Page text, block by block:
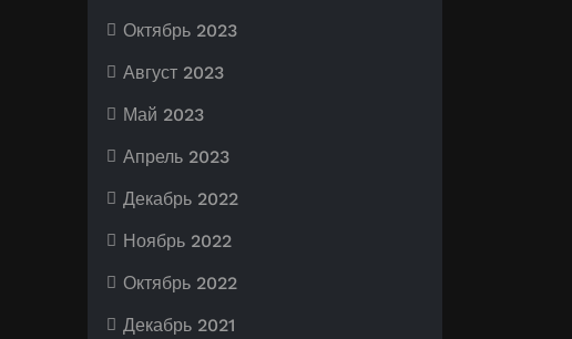
Октябрь 2023
Август 2023
Май 2023
Апрель 2023
Декабрь 2022
Ноябрь 2022
Октябрь 2022
Декабрь 2021